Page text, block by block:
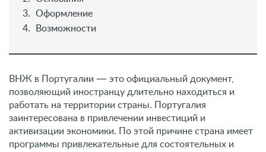
Оформление
Возможности
ВНЖ в Португалии — это официальный документ,
позволяющий иностранцу длительно находиться и
работать на территории страны. Португалия
заинтересована в привлечении инвестиций и
активизации экономики. По этой причине страна имеет
программы привлекательные для состоятельных и